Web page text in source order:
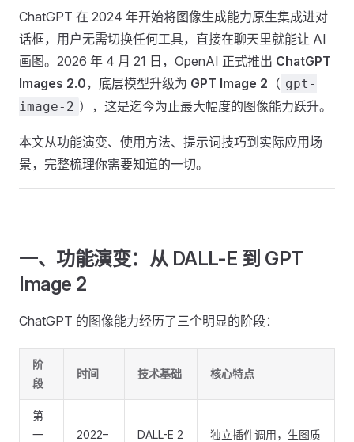
ChatGPT 在 2024 年开始将图像生成能力原生集成进对
话框，用户无需切换任何工具，直接在聊天里就能让 AI
画图。2026 年 4 月 21 日，OpenAI 正式推出 ChatGPT
Images 2.0，底层模型升级为 GPT Image 2 （ gpt-
image-2 ），这是迄今为止最大幅度的图像能力跃升。
本文从功能演变、使用方法、提示词技巧到实际应用场
景，完整梳理你需要知道的一切。
一、功能演变：从 DALL-E 到 GPT
Image 2
ChatGPT 的图像能力经历了三个明显的阶段：
阶
段
时间 技术基础 核心特点
第
一
2022–
DALL-E 2
独立插件调用，生图质